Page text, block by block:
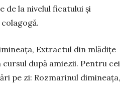
de la nivelul ficatului și
Extractul din mlădițe
după amiezii. Pentru cei
pe zi: Rozmarinul dimineața,